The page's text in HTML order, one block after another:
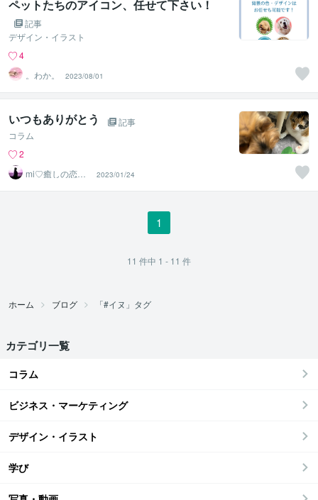
ペットたちのアイコン、任せて下さい！
記事
デザイン・イラスト
4
。わか。
2023/08/01
いつもありがとう
記事
コラム
2
mi♡癒しの恋愛
占い
2023/01/24
1
11 件中 1 - 11 件
ホーム ブログ 「#イヌ」タグ
カテゴリ一覧
コラム
ビジネス・マーケティング
デザイン・イラスト
学び